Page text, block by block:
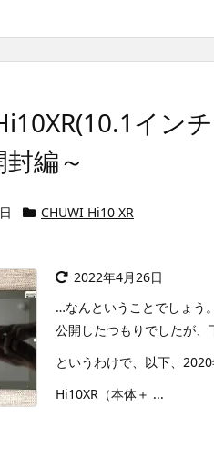
イン
編～
CHUWI Hi10 XR
2022年4月26日
…なんということでしょう
公開したつもりでしたが、
というわけで、以下、
Hi10XR（本体＋ ...